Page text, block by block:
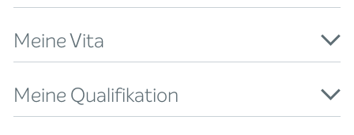
Meine Vita
Meine Qualifikation